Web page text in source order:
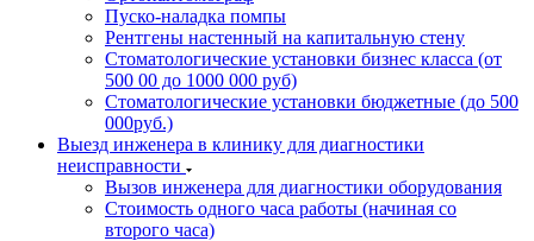
Пуско-наладка помпы
Рентгены настенный на капитальную стену
Стоматологические установки бизнес класса (от
500 00 до 1000 000 руб)
Стоматологические установки бюджетные (до 500
000руб.)
Выезд инженера в клинику для диагностики
неисправности
Вызов инженера для диагностики оборудования
Стоимость одного часа работы (начиная со
второго часа)